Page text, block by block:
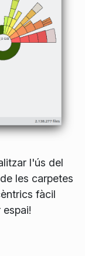
l'ús del
les carpetes
fàcil